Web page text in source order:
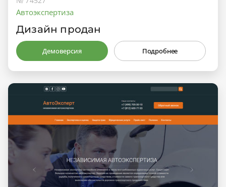
Автоэкспертиза
Дизайн продан
Демоверсия Подробнее